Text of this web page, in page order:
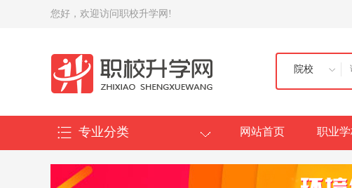
您好，欢迎访问职校升学网!
院校
专业分类 网站首页 职业